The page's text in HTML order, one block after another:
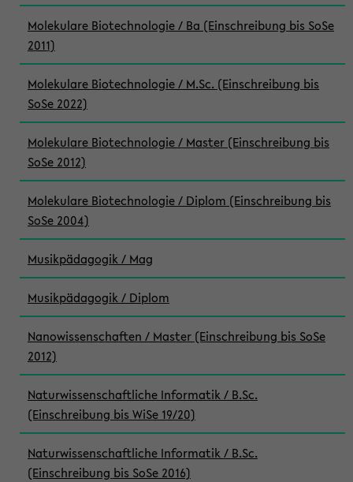
Molekulare Biotechnologie / Ba (Einschreibung bis SoSe
2011)
Molekulare Biotechnologie / M.Sc. (Einschreibung bis
SoSe 2022)
Molekulare Biotechnologie / Master (Einschreibung bis
SoSe 2012)
Molekulare Biotechnologie / Diplom (Einschreibung bis
SoSe 2004)
Musikpädagogik / Mag
Musikpädagogik / Diplom
Nanowissenschaften / Master (Einschreibung bis SoSe
2012)
Naturwissenschaftliche Informatik / B.Sc.
(Einschreibung bis WiSe 19/20)
Naturwissenschaftliche Informatik / B.Sc.
(Einschreibung bis SoSe 2016)